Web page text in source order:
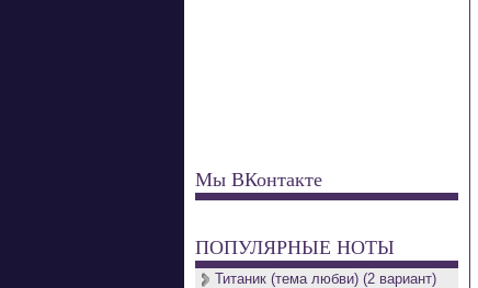
Мы ВКонтакте
ПОПУЛЯРНЫЕ НОТЫ
Титаник (тема любви) (2 вариант)